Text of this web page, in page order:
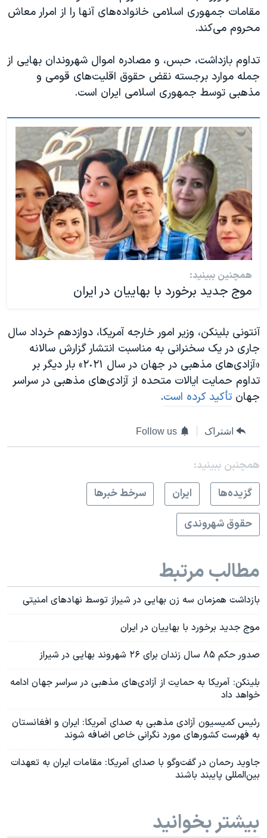
مقامات جمهوری اسلامی خانواده‌های آنها را از امرار معاش
محروم می‌کند.
تداوم بازداشت، حبس، و مصادره اموال شهروندان بهایی از
جمله موارد برجسته نقض حقوق اقلیت‌های قومی و
مذهبی توسط جمهوری اسلامی ایران است.
همچنین ببینید:
موج جدید برخورد با بهاییان در ایران
آنتونی بلینکن، وزیر امور خارجه آمریکا، دوازدهم خرداد سال
جاری در یک سخنرانی به مناسبت انتشار گزارش سالانه
«آزادی‌های مذهبی در جهان در سال ٢٠٢١» بار دیگر بر
تداوم حمایت ایالات متحده از آزادی‌های مذهبی در سراسر
جهان تأکید کرده است.
اشتراک Follow us
همچنبن ببینید:
گزيده‌ها
ايران
سرخط خبرها
حقوق شهروندی
مطالب مرتبط
بازداشت همزمان سه زن بهایی در شیراز توسط نهادهای امنیتی
موج جدید برخورد با بهاییان در ایران
صدور حکم ۸۵ سال زندان برای ۲۶ شهروند بهایی در شیراز
بلینکن: آمریکا به حمایت از آزادی‌های مذهبی در سراسر جهان ادامه
خواهد داد
رئیس کمیسیون آزادی مذهبی به صدای آمریکا: ایران و افغانستان
به فهرست کشورهای مورد نگرانی خاص اضافه شوند
جاوید رحمان در گفت‌وگو با صدای آمریکا: مقامات ایران به تعهدات
بین‌المللی پایبند باشند
بیشتر بخوانید